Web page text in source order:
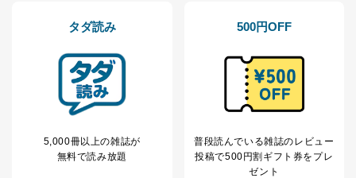
ません。ただし、次の場合は除きます。
人の生命､身体または財産の保護のために必要がある
場合であって、本人の同意を得ることが困難であると
き。
公衆衛生の向上または児童の健全な育成の推進のため
とが困難である場合。
国の機関もしくは地方公共団体またはその委託を受け
た者が法令の定める事務を遂行することに対して協力
タダ読み
5,000冊以上の雑誌が
無料で読み放題
500円OFF
普段読んでいる雑誌のレビュー
投稿で500円割ギフト券をプレ
ゼント